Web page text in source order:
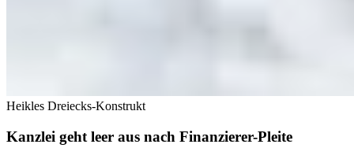
Heikles Dreiecks-Konstrukt
Kanzlei geht leer aus nach Finanzierer-Pleite